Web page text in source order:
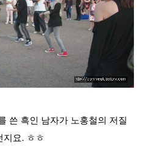
쓴 흑인 남자가 노홍철의 저질
지요. ㅎㅎ